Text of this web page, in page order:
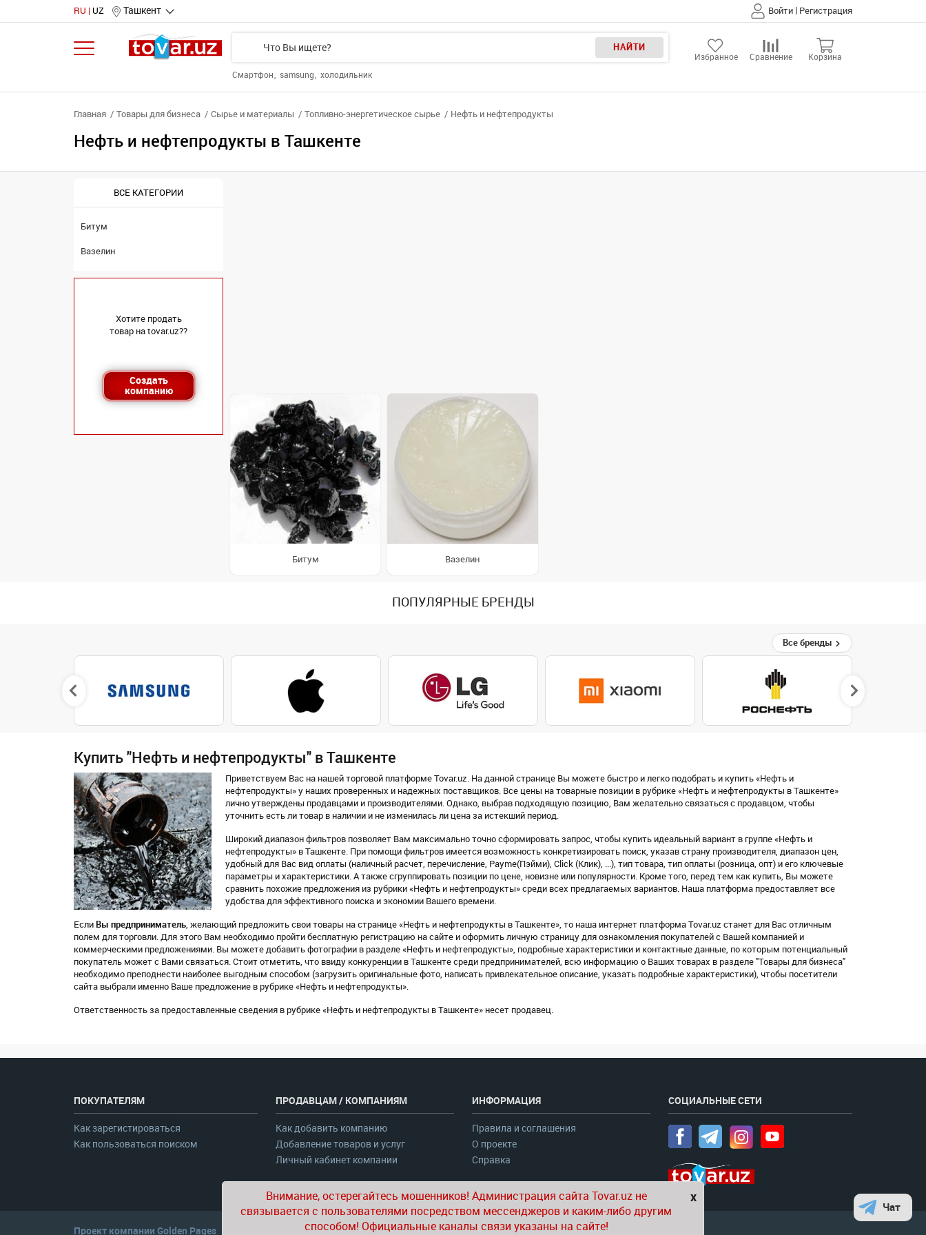
RU UZ Ташкент Войти | Регистрация
НАЙТИ
Смартфон samsung холодильник
Избранное Сравнение Корзина
Главная Товары для бизнеса Сырье и материалы Топливно-энергетическое сырье Нефть и нефтепродукты
Нефть и нефтепродукты в Ташкенте
ВСЕ КАТЕГОРИИ
Битум
Вазелин
Хотите продать
товар на tovar.uz??
Создать
компанию
Битум Вазелин
ПОПУЛЯРНЫЕ БРЕНДЫ
Все бренды
Купить "Нефть и нефтепродукты" в Ташкенте
Приветствуем Вас на нашей торговой платформе Tovar.uz. На данной странице Вы можете быстро и легко подобрать и купить «Нефть и
нефтепродукты» у наших проверенных и надежных поставщиков. Все цены на товарные позиции в рубрике «Нефть и нефтепродукты в Ташкенте»
лично утверждены продавцами и производителями. Однако, выбрав подходящую позицию, Вам желательно связаться с продавцом, чтобы
уточнить есть ли товар в наличии и не изменилась ли цена за истекший период.
Широкий диапазон фильтров позволяет Вам максимально точно сформировать запрос, чтобы купить идеальный вариант в группе «Нефть и
нефтепродукты» в Ташкенте. При помощи фильтров имеется возможность конкретизировать поиск, указав страну производителя, диапазон цен,
удобный для Вас вид оплаты (наличный расчет, перечисление, Payme(Пэйми), Click (Клик), ...), тип товара, тип оплаты (розница, опт) и его ключевые
параметры и характеристики. А также сгруппировать позиции по цене, новизне или популярности. Кроме того, перед тем как купить, Вы можете
сравнить похожие предложения из рубрики «Нефть и нефтепродукты» среди всех предлагаемых вариантов. Наша платформа предоставляет все
удобства для эффективного поиска и экономии Вашего времени.
Если Вы предприниматель, желающий предложить свои товары на странице «Нефть и нефтепродукты в Ташкенте», то наша интернет платформа Tovar.uz станет для Вас отличным
полем для торговли. Для этого Вам необходимо пройти бесплатную регистрацию на сайте и оформить личную страницу для ознакомления покупателей с Вашей компанией и
коммерческими предложениями. Вы можете добавить фотографии в разделе «Нефть и нефтепродукты», подробные характеристики и контактные данные, по которым потенциальный
покупатель может с Вами связаться. Стоит отметить, что ввиду конкуренции в Ташкенте среди предпринимателей, всю информацию о Ваших товарах в разделе "Товары для бизнеса"
необходимо преподнести наиболее выгодным способом (загрузить оригинальные фото, написать привлекательное описание, указать подробные характеристики), чтобы посетители
сайта выбрали именно Ваше предложение в рубрике «Нефть и нефтепродукты».
Ответственность за предоставленные сведения в рубрике «Нефть и нефтепродукты в Ташкенте» несет продавец.
ПОКУПАТЕЛЯМ
Как зарегистироваться
Как пользоваться поиском
ПРОДАВЦАМ / КОМПАНИЯМ
Как добавить компанию
Добавление товаров и услуг
Личный кабинет компании
ИНФОРМАЦИЯ
Правила и соглашения
О проекте
Справка
СОЦИАЛЬНЫЕ СЕТИ
Проект компании Golden Pages © 2020-2026 tovar.uz | Все права защищены
Чат
x
Внимание, остерегайтесь мошенников! Администрация сайта Tovar.uz не
связывается с пользователями посредством мессенджеров и каким-либо другим
способом! Официальные каналы связи указаны на сайте!